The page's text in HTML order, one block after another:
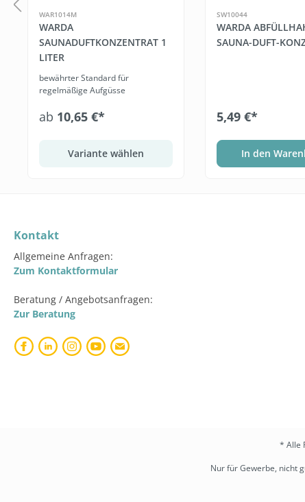
WAR1014M
WARDA
SAUNADUFTKONZENTRAT 1
LITER
bewährter Standard für
regelmäßige Aufgüsse
ab 10,65 €*
Variante wählen
SW10044
WARDA
SAUNA-DUFT-
5,49 €*
In den
Kontakt
Allgemeine Anfragen:
Zum Kontaktformular
Beratung / Angebotsanfragen:
Zur Beratung
* Alle
Nur für Gewerbe, nicht